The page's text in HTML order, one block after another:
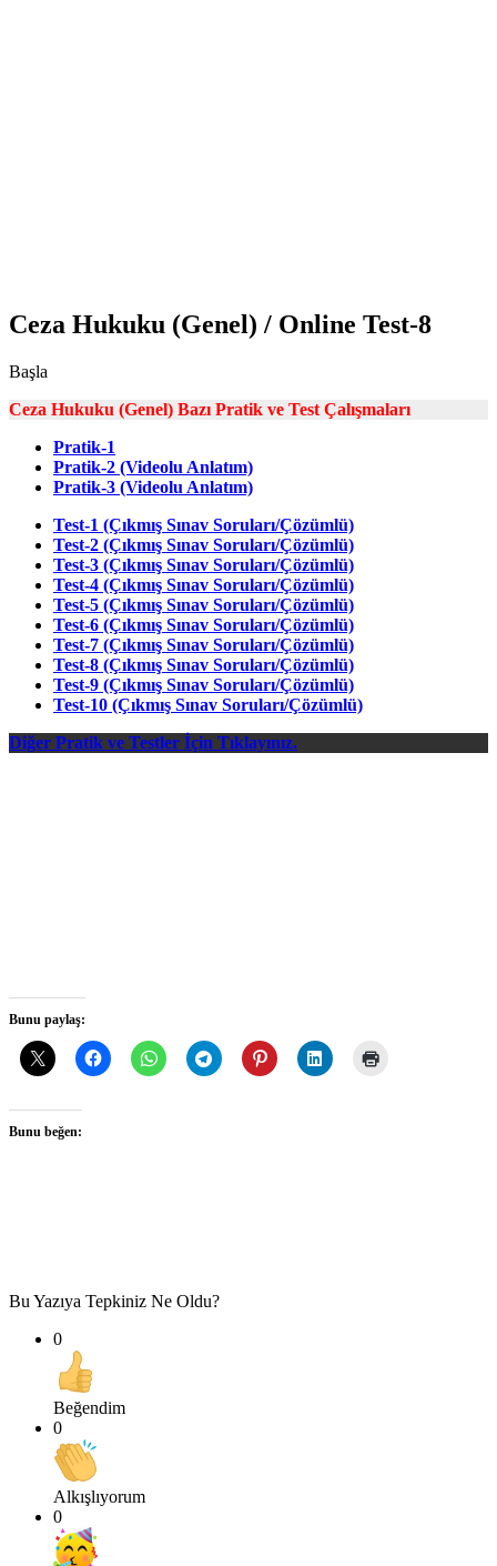
Ceza Hukuku (Genel) / Online Test-8
Başla
Ceza Hukuku (Genel) Bazı Pratik ve Test Çalışmaları
Pratik-1
Pratik-2 (Videolu Anlatım)
Pratik-3 (Videolu Anlatım)
Test-1 (Çıkmış Sınav Soruları/Çözümlü)
Test-2 (Çıkmış Sınav Soruları/Çözümlü)
Test-3 (Çıkmış Sınav Soruları/Çözümlü)
Test-4 (Çıkmış Sınav Soruları/Çözümlü)
Test-5 (Çıkmış Sınav Soruları/Çözümlü)
Test-6 (Çıkmış Sınav Soruları/Çözümlü)
Test-7 (Çıkmış Sınav Soruları/Çözümlü)
Test-8 (Çıkmış Sınav Soruları/Çözümlü)
Test-9 (Çıkmış Sınav Soruları/Çözümlü)
Test-10 (Çıkmış Sınav Soruları/Çözümlü)
Diğer Pratik ve Testler İçin Tıklayınız.
Bunu paylaş:
Bunu beğen:
Bu Yazıya Tepkiniz Ne Oldu?
0
Beğendim
0
Alkışlıyorum
0